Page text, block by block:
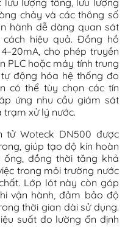
lưu lượng tổng, lưu lượng
chảy và các thông số
hành dễ dàng quan sát
hiệu quả. Đồng hồ
cho phép truyền
PLC hoặc máy tính trung
động hóa hệ thống đo
có thể tùy chọn các tín
ứng nhu cầu giám sát
trạm xử lý nước.
tử Woteck DN500 được
giúp tạo độ kín hoàn
đồng thời tăng khả
trong môi trường nước
Lớp lót này còn góp
vận hành, đảm bảo độ
thời gian dài sử dụng.
suất đo lường ổn định